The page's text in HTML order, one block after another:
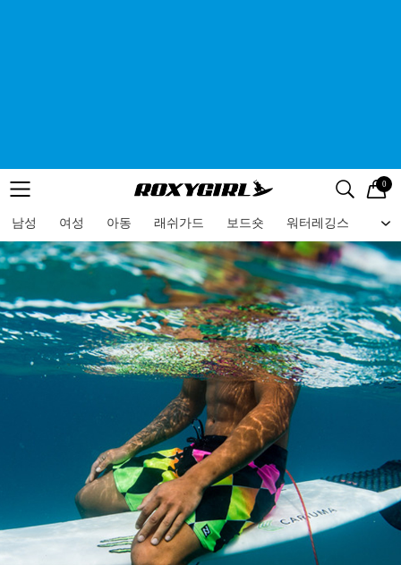
메뉴 검색
로고 0
남성 여성 아동 래쉬가드 보드숏 워터레깅스 비
메뉴